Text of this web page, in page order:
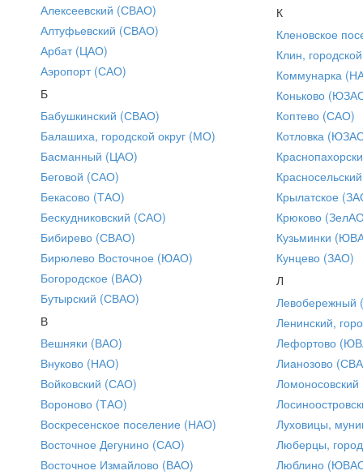
Алексеевский (СВАО)
Алтуфьевский (СВАО)
Арбат (ЦАО)
Аэропорт (САО)
Б
Бабушкинский (СВАО)
Балашиха, городской округ (МО)
Басманный (ЦАО)
Беговой (САО)
Бекасово (ТАО)
Бескудниковский (САО)
Бибирево (СВАО)
Бирюлево Восточное (ЮАО)
Богородское (ВАО)
Бутырский (СВАО)
В
Вешняки (ВАО)
Внуково (НАО)
Войковский (САО)
Вороново (ТАО)
Воскресенское поселение (НАО)
Восточное Дегунино (САО)
Восточное Измайлово (ВАО)
К
Кленовское
Клин,
Коммунарка
Коньково
Коптево (САО)
Котловка
Крылатское
Крюково
Кузьминки
Кунцево (ЗАО)
Л
Ленинский,
Лефортово
Лианозово
Луховицы,
Люберцы,
Люблино